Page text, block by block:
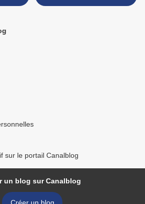
l'histoire... >
sur le portail Canalblog
un blog sur Canalblog